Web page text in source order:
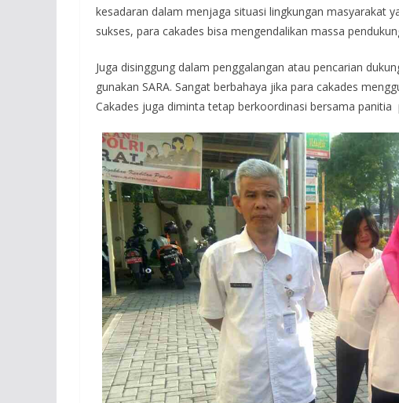
kesadaran dalam menjaga situasi lingkungan masyarakat
sukses, para cakades bisa mengendalikan massa
Juga disinggung dalam penggalangan atau pencarian
gunakan SARA. Sangat berbahaya jika para cakades
Cakades juga diminta tetap berkoordinasi bersama panitia